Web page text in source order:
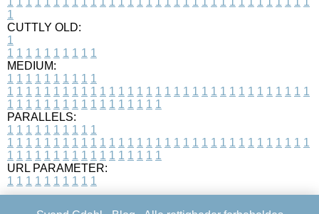
1
CUTTLY OLD:
1
1 1 1 1 1 1 1 1 1 1
MEDIUM:
1 1 1 1 1 1 1 1 1 1
1 1 1 1 1 1 1 1 1 1 1 1 1 1 1 1 1 1 1 1 1 1 1 1 1 1 1 1 1 1 1 1 1
1 1 1 1 1 1 1 1 1 1 1 1 1 1 1 1 1
PARALLELS:
1 1 1 1 1 1 1 1 1 1
1 1 1 1 1 1 1 1 1 1 1 1 1 1 1 1 1 1 1 1 1 1 1 1 1 1 1 1 1 1 1 1 1
1 1 1 1 1 1 1 1 1 1 1 1 1 1 1 1 1
URL PARAMETER:
1 1 1 1 1 1 1 1 1 1